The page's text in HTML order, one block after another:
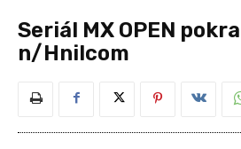
Seriál MX OPEN
n/Hnilcom